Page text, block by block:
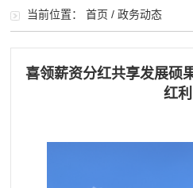
当前位置：首页 /政务动态
喜领薪资分红共享发展硕
红利